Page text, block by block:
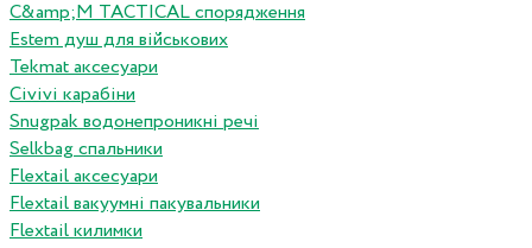
C&amp;M TACTICAL спорядження
Estem душ для військових
Tekmat аксесуари
Сivivi карабіни
Snugpak водонепроникні речі
Selkbag спальники
Flextail аксесуари
Flextail вакуумні пакувальники
Flextail килимки